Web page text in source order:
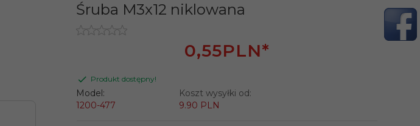
Śruba M3x12 niklowana
0,55PLN*
Produkt dostępny!
Model:
1200-477
Koszt wysyłki od:
9.90 PLN